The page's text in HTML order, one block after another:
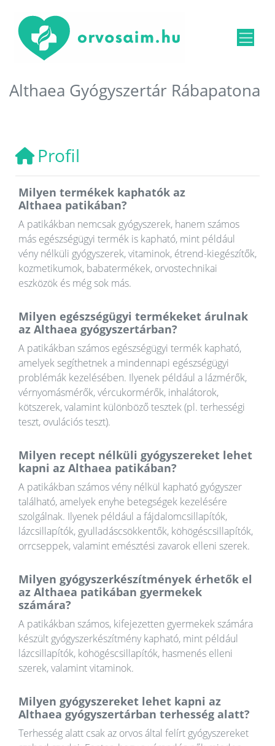
Althaea Gyógyszertár Rábapatona
Profil
Milyen termékek kaphatók az
Althaea patikában?
A patikákban nemcsak gyógyszerek, hanem számos
más egészségügyi termék is kapható, mint például
vény nélküli gyógyszerek, vitaminok, étrend-kiegészítők,
kozmetikumok, babatermékek, orvostechnikai
eszközök és még sok más.
Milyen egészségügyi termékeket árulnak
az Althaea gyógyszertárban?
A patikákban számos egészségügyi termék kapható,
amelyek segíthetnek a mindennapi egészségügyi
problémák kezelésében. Ilyenek például a lázmérők,
vérnyomásmérők, vércukormérők, inhalátorok,
kötszerek, valamint különböző tesztek (pl. terhességi
teszt, ovulációs teszt).
Milyen recept nélküli gyógyszereket lehet
kapni az Althaea patikában?
A patikákban számos vény nélkül kapható gyógyszer
található, amelyek enyhe betegségek kezelésére
szolgálnak. Ilyenek például a fájdalomcsillapítók,
lázcsillapítók, gyulladáscsökkentők, köhögéscsillapítók,
orrcseppek, valamint emésztési zavarok elleni szerek.
Milyen gyógyszerkészítmények érhetők el
az Althaea patikában gyermekek
számára?
A patikákban számos, kifejezetten gyermekek számára
készült gyógyszerkészítmény kapható, mint például
lázcsillapítók, köhögéscsillapítók, hasmenés elleni
szerek, valamint vitaminok.
Milyen gyógyszereket lehet kapni az
Althaea gyógyszertárban terhesség alatt?
Terhesség alatt csak az orvos által felírt gyógyszereket